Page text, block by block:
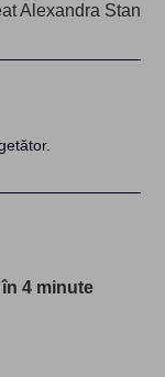
Alexandra Stan
4 minute